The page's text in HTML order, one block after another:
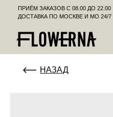
ПРИЁМ ЗАКАЗОВ С 08.00 ДО 22.00
ДОСТАВКА ПО МОСКВЕ И МО 24/7